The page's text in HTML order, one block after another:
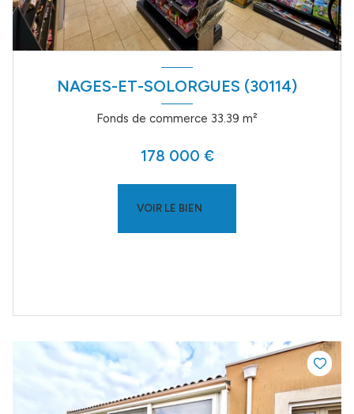
NAGES-ET-SOLORGUES (30114)
Fonds de commerce 33.39 m²
178 000 €
VOIR LE BIEN